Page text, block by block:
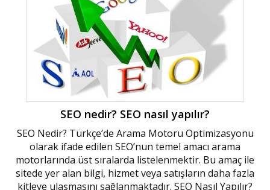
SEO nedir? SEO nasıl yapılır?
SEO Nedir? Türkçe’de Arama Motoru Optimizasyonu
olarak ifade edilen SEO’nun temel amacı arama
motorlarında üst sıralarda listelenmektir. Bu amaç ile
sitede yer alan bilgi, hizmet veya satışların daha fazla
kitleye ulaşmasını sağlanmaktadır. SEO Nasıl Yapılır?